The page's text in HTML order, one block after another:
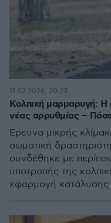
Κολπική μαρμαρυγή: Η
νέας αρρυθμίας –
Έρευνα μικρής
σωματική
συνδέθηκε με
υποτροπής της
εφαρμογή κατάλυσης
11.02.2026, 20:23